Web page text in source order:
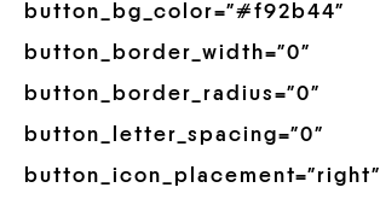
button_bg_color=”#f92b44″
button_border_width=”0″
button_border_radius=”0″
button_letter_spacing=”0″
button_icon_placement=”right”